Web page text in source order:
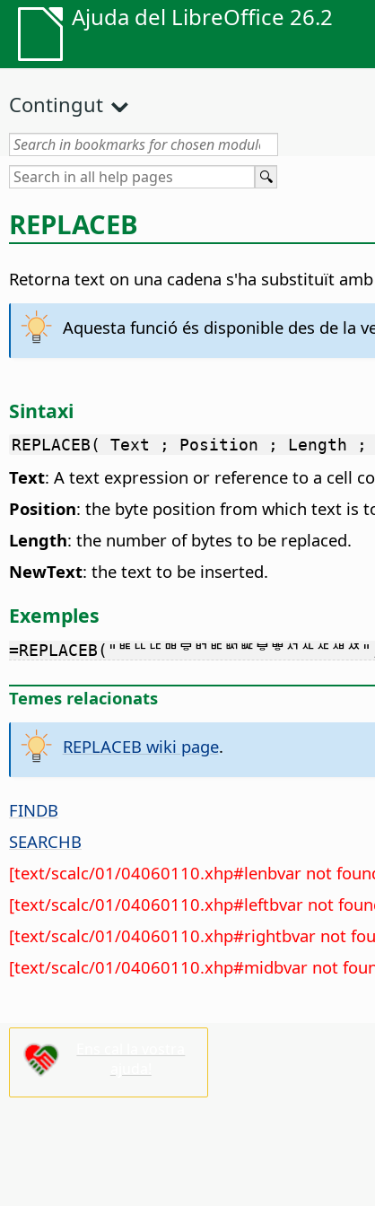
Ajuda del LibreOffice 26.2
Contingut
REPLACEB
Retorna text on una cadena s'ha substituït
Aquesta funció és disponible des de la
Sintaxi
REPLACEB( Text ; Position ; Length ;
Text: A text expression or reference to a cell
Position: the byte position from which text is
Length: the number of bytes to be replaced.
NewText: the text to be inserted.
Exemples
Temes relacionats
REPLACEB wiki page.
FINDB
SEARCHB
[text/scalc/01/04060110.xhp#lenbvar not
[text/scalc/01/04060110.xhp#leftbvar not
[text/scalc/01/04060110.xhp#rightbvar not
[text/scalc/01/04060110.xhp#midbvar not